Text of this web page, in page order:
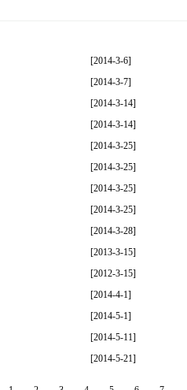
[2014-3-6]
[2014-3-7]
[2014-3-14]
[2014-3-14]
[2014-3-25]
[2014-3-25]
[2014-3-25]
[2014-3-25]
[2014-3-28]
[2013-3-15]
[2012-3-15]
[2014-4-1]
[2014-5-1]
[2014-5-11]
[2014-5-21]